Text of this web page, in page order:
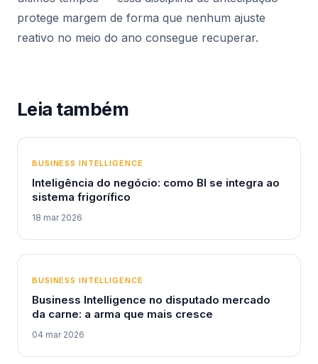
protege margem de forma que nenhum ajuste
reativo no meio do ano consegue recuperar.
Leia também
BUSINESS INTELLIGENCE
Inteligência do negócio: como BI se integra ao
sistema frigorífico
18 mar 2026
BUSINESS INTELLIGENCE
Business Intelligence no disputado mercado
da carne: a arma que mais cresce
04 mar 2026